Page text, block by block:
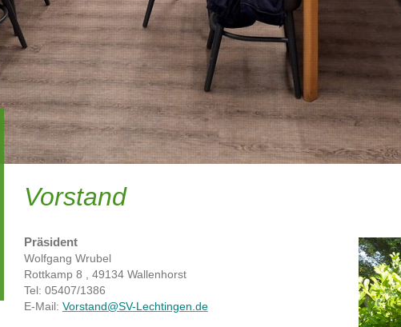
Vorstand
Präsident
Wolfgang Wrubel
Rottkamp 8 , 49134 Wallenhorst
Tel: 05407/1386
E-Mail: Vorstand@SV-Lechtingen.de